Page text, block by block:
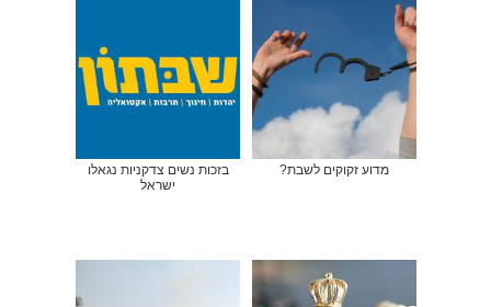
מדוע זקוקים לשבת?
בזכות נשים צדקניות נגאלו
ישראל